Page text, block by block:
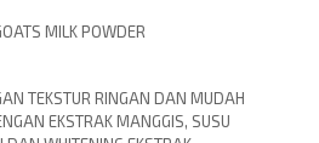
MILK POWDER
TEKSTUR RINGAN DAN MUDAH
EKSTRAK MANGGIS, SUSU